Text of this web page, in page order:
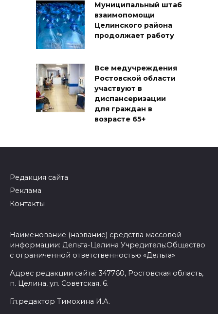
Муниципальный штаб
взаимопомощи
Целинского района
продолжает работу
Все медучреждения
Ростовской области
участвуют в
диспансеризации
для граждан в
возрасте 65+
Редакция сайта
Реклама
Контакты
Наименование (название) средства массовой
информации: Дельта-Целина Учредитель:Общество
с ограниченной ответственностью «Дельта»
Адрес редакции сайта: 347760, Ростовская область,
п. Целина, ул. Советская, 6.
Гл.редактор Тимохина И.А.